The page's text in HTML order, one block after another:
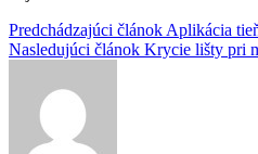
Navigácia
v
článku
Predchádzajúci článok Aplikácia
Nasledujúci článok Krycie lišty pri